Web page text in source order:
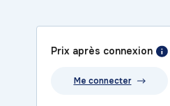
Prix après connexion
Me connecter